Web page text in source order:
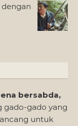
dengan
bersabda,
gado-gado yang
untuk